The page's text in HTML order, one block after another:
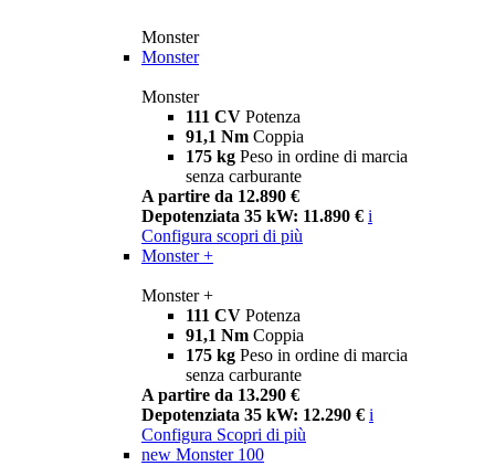
Monster
Monster
Monster
111 CV Potenza
91,1 Nm Coppia
175 kg Peso in ordine di marcia
senza carburante
A partire da 12.890 €
Depotenziata 35 kW: 11.890 € i
Configura scopri di più
Monster +
Monster +
111 CV Potenza
91,1 Nm Coppia
175 kg Peso in ordine di marcia
senza carburante
A partire da 13.290 €
Depotenziata 35 kW: 12.290 € i
Configura Scopri di più
new Monster 100